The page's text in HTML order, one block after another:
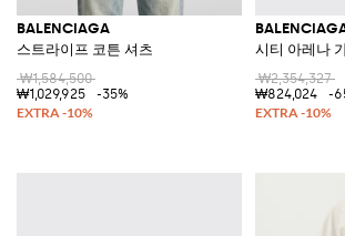
BALENCIAGA
스트라이프 코튼 셔츠
₩1,584,500
₩1,029,925
-35%
시티 아레나
₩2,354,327
₩824,024
-